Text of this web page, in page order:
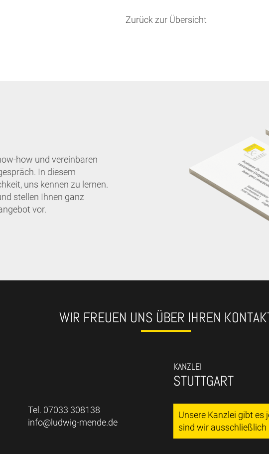
Zurück zur Übersicht
how und vereinbaren
In diesem
uns kennen zu lernen.
stellen Ihnen ganz
vor.
WIR FREUEN UNS ÜBER IHREN
Tel. 07033 308138
info@ludwig-mende.de
KANZLEI
STUTTGART
Unsere Kanzlei gibt
sind wir